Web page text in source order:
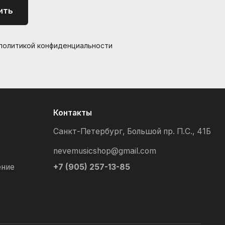
конфиденциальности